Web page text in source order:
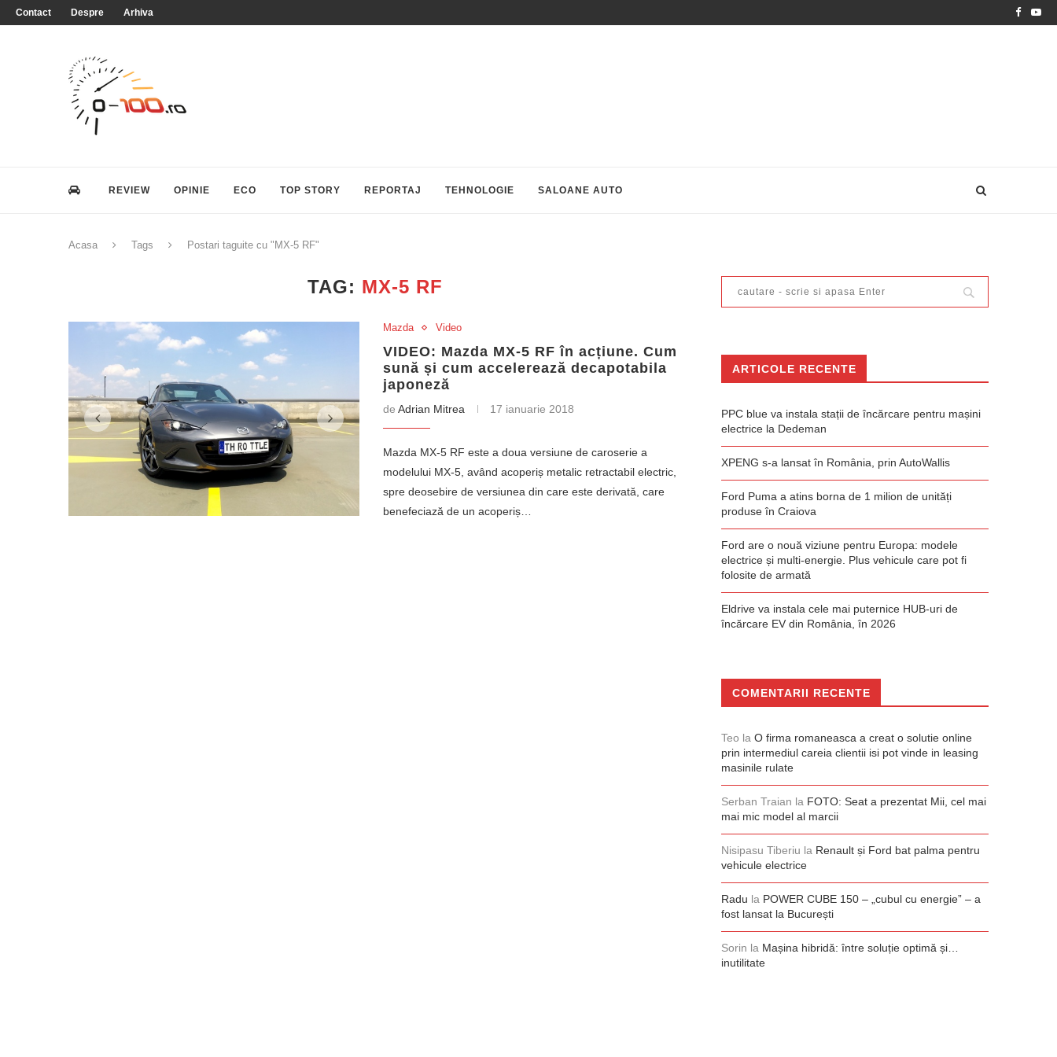
Contact Despre Arhiva
REVIEW OPINIE ECO TOP STORY REPORTAJ TEHNOLOGIE SALOANE AUTO
Acasa Tags Postari taguite cu "MX-5 RF"
TAG: MX-5 RF
Mazda Video
VIDEO: Mazda MX-5 RF în acțiune. Cum
sună și cum accelerează decapotabila
japoneză
de Adrian Mitrea 17 ianuarie 2018
Mazda MX-5 RF este a doua versiune de caroserie a
modelului MX-5, având acoperiș metalic retractabil electric,
spre deosebire de versiunea din care este derivată, care
benefeciază de un acoperiș…
ARTICOLE RECENTE
PPC blue va instala stații de încărcare pentru mașini
electrice la Dedeman
XPENG s-a lansat în România, prin AutoWallis
Ford Puma a atins borna de 1 milion de unități
produse în Craiova
Ford are o nouă viziune pentru Europa: modele
electrice și multi-energie. Plus vehicule care pot fi
folosite de armată
Eldrive va instala cele mai puternice HUB-uri de
încărcare EV din România, în 2026
COMENTARII RECENTE
Teo la O firma romaneasca a creat o solutie online
prin intermediul careia clientii isi pot vinde in leasing
masinile rulate
Serban Traian la FOTO: Seat a prezentat Mii, cel mai
mai mic model al marcii
Nisipasu Tiberiu la Renault și Ford bat palma pentru
vehicule electrice
Radu la POWER CUBE 150 – „cubul cu energie” – a
fost lansat la București
Sorin la Mașina hibridă: între soluție optimă și…
inutilitate